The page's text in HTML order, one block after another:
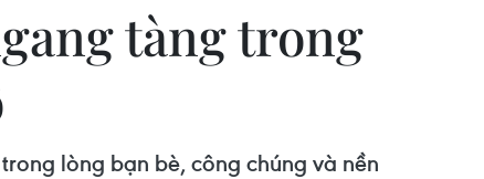
tàng trong
lòng bạn bè, công chúng và nền